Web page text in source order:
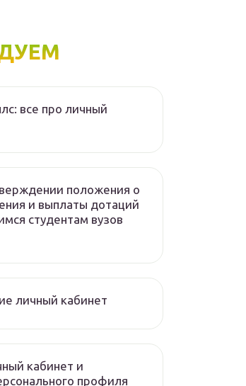
все про личный
положения о
и выплаты дотаций
студентам вузов
личный кабинет
кабинет и
профиля